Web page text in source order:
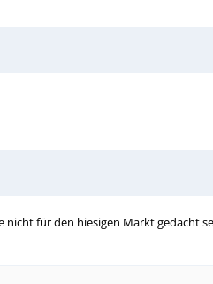
nicht für den hiesigen Markt gedacht